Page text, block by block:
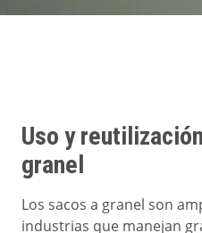
Uso y
granel
Los sacos a granel son
industrias que manejan